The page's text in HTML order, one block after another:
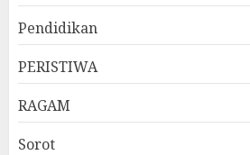
Pendidikan
PERISTIWA
RAGAM
Sorot